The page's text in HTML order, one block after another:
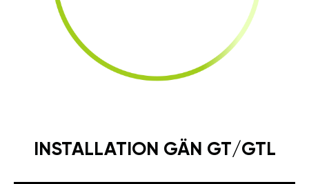
INSTALLATION GÄN GT/GTL